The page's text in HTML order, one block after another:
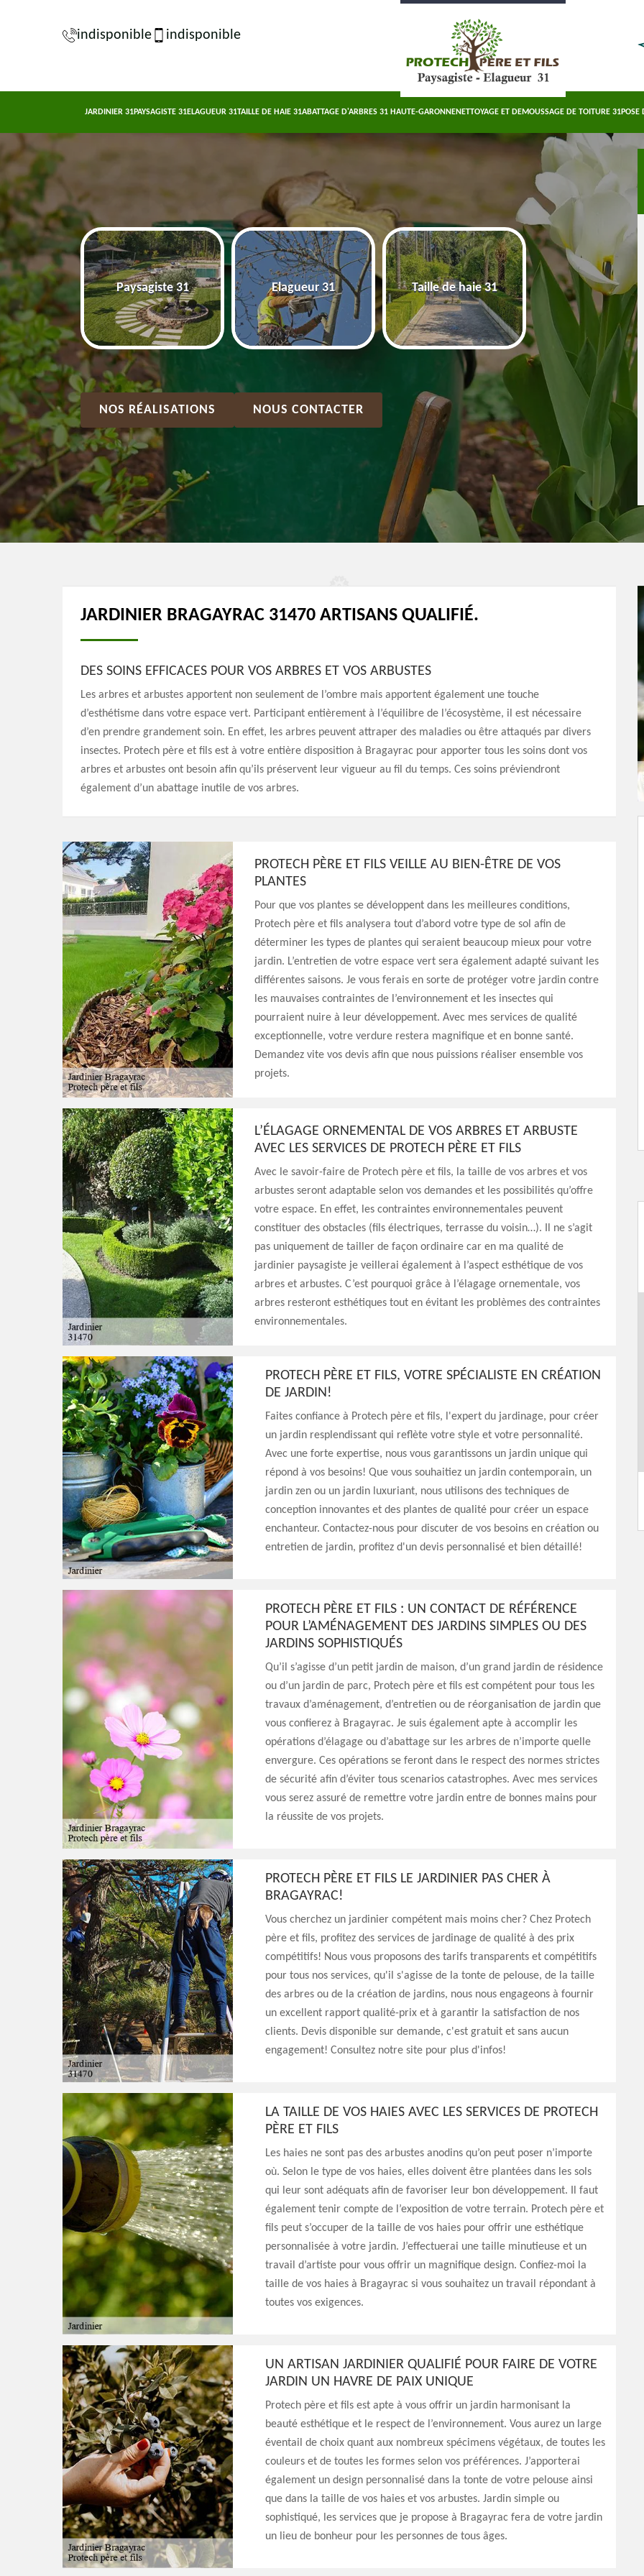
indisponible indisponible
JARDINIER 31PAYSAGISTE 31ELAGUEUR 31TAILLE DE HAIE 31ABATTAGE D'ARBRES 31 HAUTE-GARONNENETTOYAGE ET DEMOUSSAGE DE TOITURE 31POSE
31 Paysagiste 31 Elagueur 31 Taille de haie 31
Abattage d'arbres
Haute-Garonne
NOS RÉALISATIONS NOUS CONTACTER
JARDINIER BRAGAYRAC 31470 ARTISANS QUALIFIÉ.
DES SOINS EFFICACES POUR VOS ARBRES ET VOS ARBUSTES
Les arbres et arbustes apportent non seulement de l’ombre mais apportent également une touche
d’esthétisme dans votre espace vert. Participant entièrement à l’équilibre de l’écosystème, il est nécessaire
d’en prendre grandement soin. En effet, les arbres peuvent attraper des maladies ou être attaqués par divers
insectes. Protech père et fils est à votre entière disposition à Bragayrac pour apporter tous les soins dont vos
arbres et arbustes ont besoin afin qu’ils préservent leur vigueur au fil du temps. Ces soins préviendront
également d’un abattage inutile de vos arbres.
PROTECH PÈRE ET FILS VEILLE AU BIEN-ÊTRE DE VOS
PLANTES
Pour que vos plantes se développent dans les meilleures conditions,
Protech père et fils analysera tout d’abord votre type de sol afin de
déterminer les types de plantes qui seraient beaucoup mieux pour votre
jardin. L’entretien de votre espace vert sera également adapté suivant les
différentes saisons. Je vous ferais en sorte de protéger votre jardin contre
les mauvaises contraintes de l’environnement et les insectes qui
pourraient nuire à leur développement. Avec mes services de qualité
exceptionnelle, votre verdure restera magnifique et en bonne santé.
Demandez vite vos devis afin que nous puissions réaliser ensemble vos
projets.
L’ÉLAGAGE ORNEMENTAL DE VOS ARBRES ET ARBUSTE
AVEC LES SERVICES DE PROTECH PÈRE ET FILS
Avec le savoir-faire de Protech père et fils, la taille de vos arbres et vos
arbustes seront adaptable selon vos demandes et les possibilités qu’offre
votre espace. En effet, les contraintes environnementales peuvent
constituer des obstacles (fils électriques, terrasse du voisin…). Il ne s’agit
pas uniquement de tailler de façon ordinaire car en ma qualité de
jardinier paysagiste je veillerai également à l’aspect esthétique de vos
arbres et arbustes. C’est pourquoi grâce à l’élagage ornementale, vos
arbres resteront esthétiques tout en évitant les problèmes des contraintes
environnementales.
PROTECH PÈRE ET FILS, VOTRE SPÉCIALISTE EN CRÉATION
DE JARDIN!
Faites confiance à Protech père et fils, l'expert du jardinage, pour créer
un jardin resplendissant qui reflète votre style et votre personnalité.
Avec une forte expertise, nous vous garantissons un jardin unique qui
répond à vos besoins! Que vous souhaitiez un jardin contemporain, un
jardin zen ou un jardin luxuriant, nous utilisons des techniques de
conception innovantes et des plantes de qualité pour créer un espace
enchanteur. Contactez-nous pour discuter de vos besoins en création ou
entretien de jardin, profitez d'un devis personnalisé et bien détaillé!
PROTECH PÈRE ET FILS : UN CONTACT DE RÉFÉRENCE
POUR L’AMÉNAGEMENT DES JARDINS SIMPLES OU DES
JARDINS SOPHISTIQUÉS
Qu’il s’agisse d’un petit jardin de maison, d’un grand jardin de résidence
ou d’un jardin de parc, Protech père et fils est compétent pour tous les
travaux d’aménagement, d’entretien ou de réorganisation de jardin que
vous confierez à Bragayrac. Je suis également apte à accomplir les
opérations d’élagage ou d’abattage sur les arbres de n’importe quelle
envergure. Ces opérations se feront dans le respect des normes strictes
de sécurité afin d’éviter tous scenarios catastrophes. Avec mes services
vous serez assuré de remettre votre jardin entre de bonnes mains pour
la réussite de vos projets.
PROTECH PÈRE ET FILS LE JARDINIER PAS CHER À
BRAGAYRAC!
Vous cherchez un jardinier compétent mais moins cher? Chez Protech
père et fils, profitez des services de jardinage de qualité à des prix
compétitifs! Nous vous proposons des tarifs transparents et compétitifs
pour tous nos services, qu'il s'agisse de la tonte de pelouse, de la taille
des arbres ou de la création de jardins, nous nous engageons à fournir
un excellent rapport qualité-prix et à garantir la satisfaction de nos
clients. Devis disponible sur demande, c'est gratuit et sans aucun
engagement! Consultez notre site pour plus d'infos!
LA TAILLE DE VOS HAIES AVEC LES SERVICES DE PROTECH
PÈRE ET FILS
Les haies ne sont pas des arbustes anodins qu’on peut poser n’importe
où. Selon le type de vos haies, elles doivent être plantées dans les sols
qui leur sont adéquats afin de favoriser leur bon développement. Il faut
également tenir compte de l’exposition de votre terrain. Protech père et
fils peut s’occuper de la taille de vos haies pour offrir une esthétique
personnalisée à votre jardin. J’effectuerai une taille minutieuse et un
travail d’artiste pour vous offrir un magnifique design. Confiez-moi la
taille de vos haies à Bragayrac si vous souhaitez un travail répondant à
toutes vos exigences.
UN ARTISAN JARDINIER QUALIFIÉ POUR FAIRE DE VOTRE
JARDIN UN HAVRE DE PAIX UNIQUE
Protech père et fils est apte à vous offrir un jardin harmonisant la
beauté esthétique et le respect de l’environnement. Vous aurez un large
éventail de choix quant aux nombreux spécimens végétaux, de toutes les
couleurs et de toutes les formes selon vos préférences. J’apporterai
également un design personnalisé dans la tonte de votre pelouse ainsi
que dans la taille de vos haies et vos arbustes. Jardin simple ou
sophistiqué, les services que je propose à Bragayrac fera de votre jardin
un lieu de bonheur pour les personnes de tous âges.